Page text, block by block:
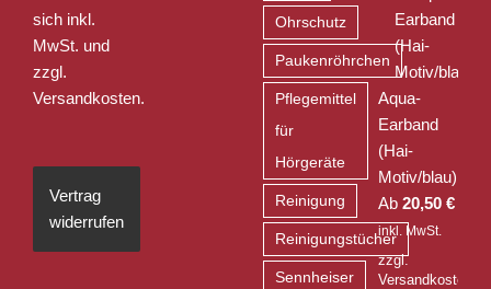
sich inkl.
MwSt. und
zzgl.
Versandkosten.
Vertrag
widerrufen
Ohrschutz
Paukenröhrchen
Pflegemittel
für
Hörgeräte
Reinigung
Reinigungstücher
Sennheiser
Aqua-
Earband
(Hai-
Motiv/blau)
Ab 20,50 €
inkl. MwSt.
zzgl.
Versandkosten